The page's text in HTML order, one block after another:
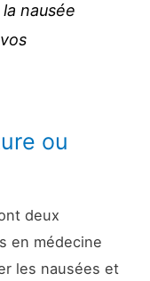
nausée
ou
deux
en médecine
les nausées et